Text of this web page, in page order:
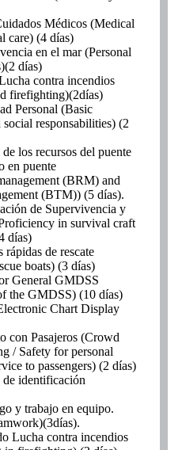
Médicos (Medical
care) (4 días)
en el mar (Personal
días)
contra incendios
firefighting)(2días)
Personal (Basic
responsabilities) (2
los recursos del puente
en puente
(BRM) and
(BTM)) (5 días).
de Supervivencia y
in survival craft
días)
de rescate
boats) (3 días)
General GMDSS
the GMDSS) (10 días)
Chart Display
con Pasajeros (Crowd
/ Safety for personal
to passengers) (2 días)
identificación
y trabajo en equipo.
Lucha contra incendios